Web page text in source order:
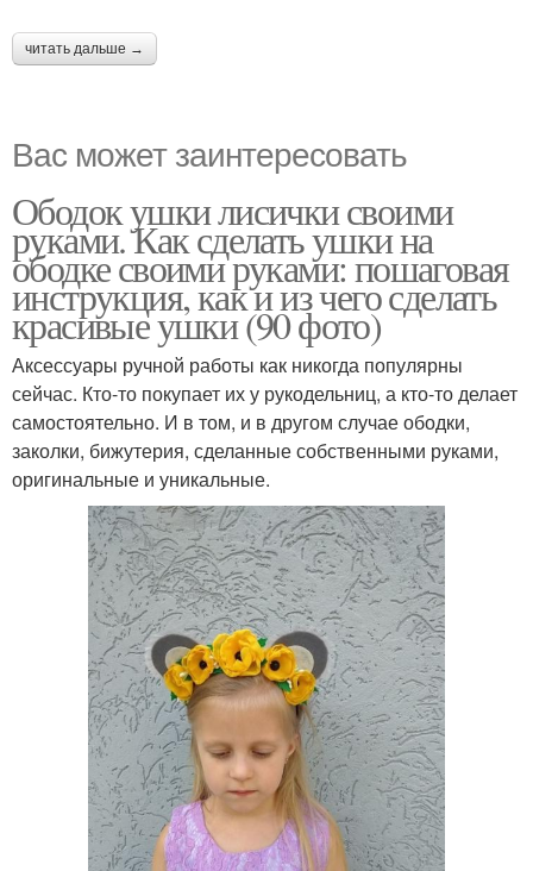
читать дальше →
Вас может заинтересовать
Ободок ушки лисички своими
руками. Как сделать ушки на
ободке своими руками: пошаговая
инструкция, как и из чего сделать
красивые ушки (90 фото)
Аксессуары ручной работы как никогда популярны
сейчас. Кто-то покупает их у рукодельниц, а кто-то делает
самостоятельно. И в том, и в другом случае ободки,
заколки, бижутерия, сделанные собственными руками,
оригинальные и уникальные.